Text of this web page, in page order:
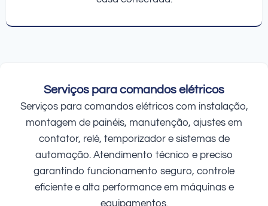
Serviços para comandos elétricos
Serviços para comandos elétricos com instalação,
montagem de painéis, manutenção, ajustes em
contator, relé, temporizador e sistemas de
automação. Atendimento técnico e preciso
garantindo funcionamento seguro, controle
eficiente e alta performance em máquinas e
equipamentos.